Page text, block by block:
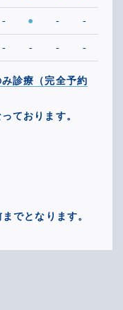
- ● - -
- - - -
診療（完全予約
ております。
でとなります。